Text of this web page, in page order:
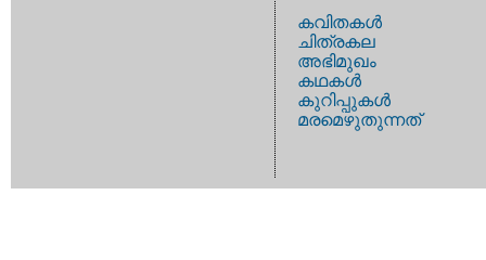
കവിതകള്‍
ചിത്രകല
അഭിമുഖം
കഥകള്‍
കുറിപ്പുകള്‍
മരമെഴുതുന്നത്